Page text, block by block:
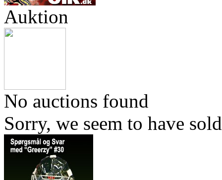
Auktion
No auctions found
Sorry, we seem to have